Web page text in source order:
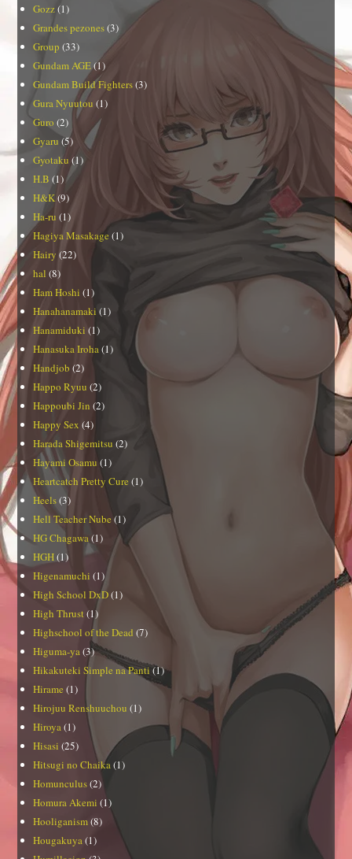
Gozz(1)
Grandes pezones(3)
Group (33)
Gundam AGE(1)
Gundam Build Fighters(3)
Gura Nyuutou (1)
Guro (2)
Gyaru (5)
Gyotaku (1)
H.B (1)
H&K(9)
Ha-ru (1)
Hagiya Masakage (1)
Hairy (22)
hal (8)
Ham Hoshi (1)
Hanahanamaki (1)
Hanamiduki (1)
Hanasuka Iroha(1)
Handjob (2)
Happo Ryuu (2)
Happoubi Jin (2)
Happy Sex (4)
Harada Shigemitsu (2)
Hayami Osamu (1)
Heartcatch Pretty Cure (1)
Heels(3)
Hell Teacher Nube (1)
HG Chagawa(1)
HGH(1)
Higenamuchi (1)
High School DxD(1)
High Thrust(1)
Highschool of the Dead (7)
Higuma-ya(3)
Hikakuteki Simple na Panti(1)
Hirame (1)
Hirojuu Renshuuchou (1)
Hiroya(1)
Hisasi (25)
Hitsugi no Chaika(1)
Homunculus(2)
Homura Akemi (1)
Hooliganism(8)
Hougakuya(1)